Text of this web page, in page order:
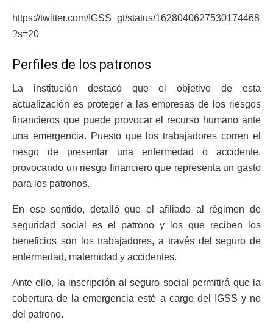
https://twitter.com/IGSS_gt/status/1628040627530174468
?s=20
Perfiles de los patronos
La institución destacó que el objetivo de esta
actualización es proteger a las empresas de los riesgos
financieros que puede provocar el recurso humano ante
una emergencia. Puesto que los trabajadores corren el
riesgo de presentar una enfermedad o accidente,
provocando un riesgo financiero que representa un gasto
para los patronos.
En ese sentido, detalló que el afiliado al régimen de
seguridad social es el patrono y los que reciben los
beneficios son los trabajadores, a través del seguro de
enfermedad, maternidad y accidentes.
Ante ello, la inscripción al seguro social permitirá que la
cobertura de la emergencia esté a cargo del IGSS y no
del patrono.